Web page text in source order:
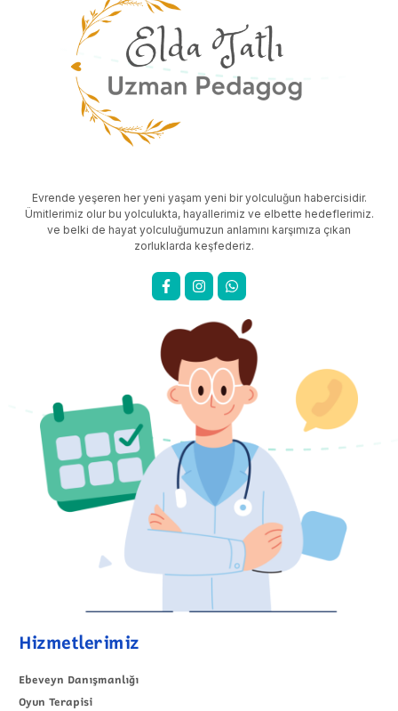
Evrende yeşeren her yeni yaşam yeni bir yolculuğun habercisidir.
Ümitlerimiz olur bu yolculukta, hayallerimiz ve elbette hedeflerimiz.
ve belki de hayat yolculuğumuzun anlamını karşımıza çıkan
zorluklarda keşfederiz.
Hizmetlerimiz
Ebeveyn Danışmanlığı
Oyun Terapisi